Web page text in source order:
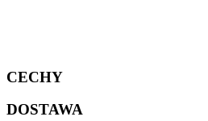
CECHY
DOSTAWA